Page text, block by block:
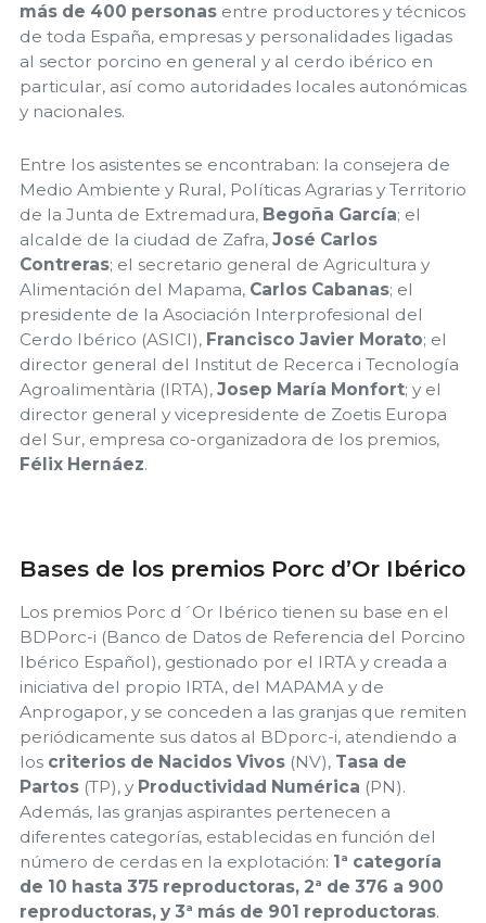
más de 400 personas entre productores y técnicos
de toda España, empresas y personalidades ligadas
al sector porcino en general y al cerdo ibérico en
particular, así como autoridades locales autonómicas
y nacionales.
Entre los asistentes se encontraban: la consejera de
Medio Ambiente y Rural, Políticas Agrarias y Territorio
de la Junta de Extremadura, Begoña García; el
alcalde de la ciudad de Zafra, José Carlos
Contreras; el secretario general de Agricultura y
Alimentación del Mapama, Carlos Cabanas; el
presidente de la Asociación Interprofesional del
Cerdo Ibérico (ASICI), Francisco Javier Morato; el
director general del Institut de Recerca i Tecnología
Agroalimentària (IRTA), Josep María Monfort; y el
director general y vicepresidente de Zoetis Europa
del Sur, empresa co-organizadora de los premios,
Félix Hernáez.
Bases de los premios Porc d’Or Ibérico
Los premios Porc d´Or Ibérico tienen su base en el
BDPorc-i (Banco de Datos de Referencia del Porcino
Ibérico Español), gestionado por el IRTA y creada a
iniciativa del propio IRTA, del MAPAMA y de
Anprogapor, y se conceden a las granjas que remiten
periódicamente sus datos al BDporc-i, atendiendo a
los criterios de Nacidos Vivos (NV), Tasa de
Partos (TP), y Productividad Numérica (PN).
Además, las granjas aspirantes pertenecen a
diferentes categorías, establecidas en función del
número de cerdas en la explotación: 1ª categoría
de 10 hasta 375 reproductoras, 2ª de 376 a 900
reproductoras, y 3ª más de 901 reproductoras.